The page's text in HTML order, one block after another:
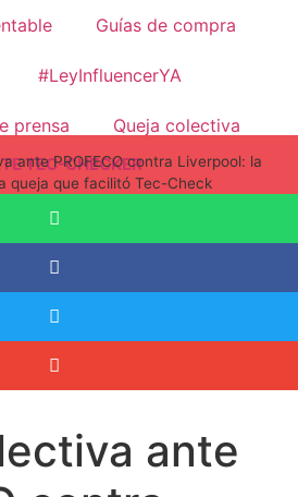
TEC-CHECKER
Guías de compra
#LeyInfluencerYA
prensa Queja colectiva
ante PROFECO contra Liverpool: la
queja que facilitó Tec-Check
ante